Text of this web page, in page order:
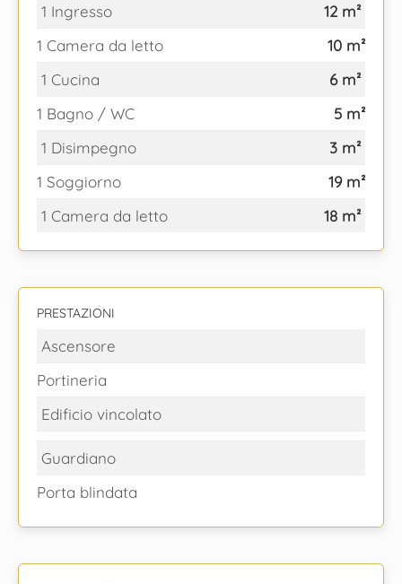
1 Ingresso
12 m²
1 Camera da letto
10 m²
1 Cucina
6 m²
1 Bagno / WC
5 m²
1 Disimpegno
3 m²
1 Soggiorno
19 m²
1 Camera da letto
18 m²
PRESTAZIONI
Ascensore
Portineria
Edificio vincolato
Guardiano
Porta blindata